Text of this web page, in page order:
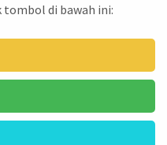
tombol di bawah ini: